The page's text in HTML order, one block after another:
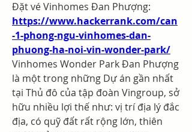
https://www.hackerrank.com/can
-1-phong-ngu-vinhomes-dan-
phuong-ha-noi-vin-wonder-park/
Vinhomes Wonder Park Đan Phượng
là một trong những Dự án gần nhất
tại Thủ đô của tập đoàn Vingroup, sở
hữu nhiều lợi thế như: vị trí địa lý đắc
địa, có quỹ đất rất rộng lớn, thiên